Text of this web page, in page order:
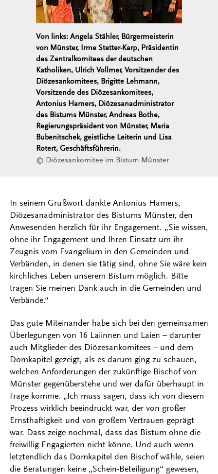
Von links: Angela Stähler, Bürgermeisterin
von Münster, Irme Stetter-Karp, Präsidentin
des Zentralkomitees der deutschen
Katholiken, Ulrich Vollmer, Vorsitzender des
Diözesankomitees, Brigitte Lehmann,
Vorsitzende des Diözesankomitees,
Antonius Hamers, Diözesanadministrator
des Bistums Münster, Andreas Bothe,
Regierungspräsident von Münster, Maria
Bubenitschek, geistliche Leiterin und Lisa
Rotert, Geschäftsführerin.
© Diözesankomitee im Bistum Münster
In seinem Grußwort dankte Antonius Hamers,
Diözesanadministrator des Bistums Münster, den
Anwesenden herzlich für ihr Engagement. „Sie wissen,
ohne ihr Engagement und Ihren Einsatz um ihr
Zeugnis vom Evangelium in den Gemeinden und
Verbänden, in denen sie tätig sind, ohne Sie wäre kein
kirchliches Leben unserem Bistum möglich. Bitte
tragen Sie meinen Dank auch in die Gemeinden und
Verbände.“
Das gute Miteinander habe sich bei den gemeinsamen
Überlegungen von 16 Laiinnen und Laien – darunter
auch Mitglieder des Diözesankomitees – und dem
Domkapitel gezeigt, als es darum ging zu schauen,
welchen Anforderungen der zukünftige Bischof von
Münster gegenüberstehe und wer dafür überhaupt in
Frage komme. „Ich muss sagen, dass ich von diesem
Prozess wirklich beeindruckt war, der von großer
Ernsthaftigkeit und von großem Vertrauen geprägt
war. Dass zeige nochmal, dass das Bistum ohne die
freiwillig Engagierten nicht könne. Und auch wenn
letztendlich das Domkapitel den Bischof wähle, seien
die Beratungen keine „Schein-Beteiligung“ gewesen,